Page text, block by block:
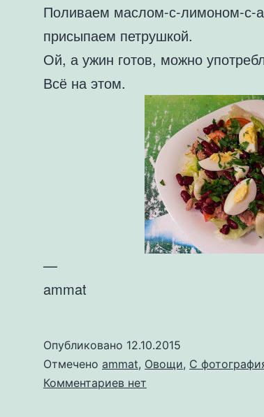
Поливаем маслом-с-лимоном-с-
присыпаем петрушкой.
Ой, а ужин готов, можно
Всё на этом.
—
ammat
Опубликовано 12.10.2015
Отмечено ammat, Овощи, С
Комментариев кнет